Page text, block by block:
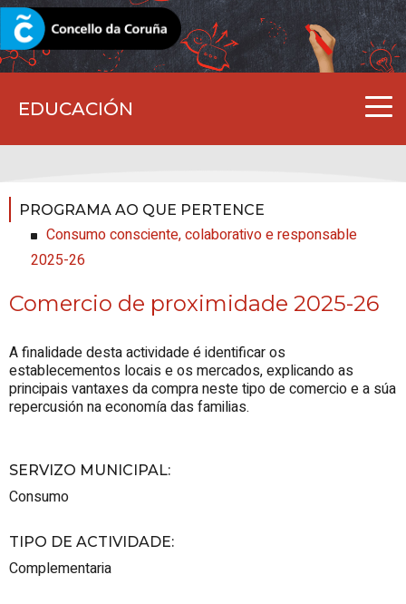
EDUCACIÓN
CORUNA.GAL
PROGRAMA AO QUE PERTENCE
Consumo consciente, colaborativo e responsable
2025-26
Comercio de proximidade 2025-26
A finalidade desta actividade é identificar os
establecementos locais e os mercados, explicando as
principais vantaxes da compra neste tipo de comercio e a súa
repercusión na economía das familias.
SERVIZO MUNICIPAL:
Consumo
TIPO DE ACTIVIDADE:
Complementaria